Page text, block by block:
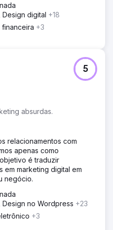
digital +18
+3
absurdas.
5
relacionamentos com
apenas como
é traduzir
em marketing digital em
negócio.
no Wordpress +23
+3